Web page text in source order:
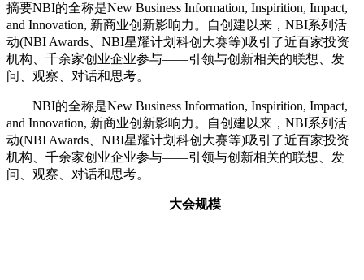
摘要NBI的全称是New Business Information, Inspirition, Impact,
and Innovation, 新商业创新影响力。自创建以来，NBI系列活
动(NBI Awards、NBI星耀计划科创大赛等)吸引了近百家投资
机构、千余家创业企业参与——引领与创新相关的联想、发
问、观察、对话和思考。
NBI的全称是New Business Information, Inspirition, Impact,
and Innovation, 新商业创新影响力。自创建以来，NBI系列活
动(NBI Awards、NBI星耀计划科创大赛等)吸引了近百家投资
机构、千余家创业企业参与——引领与创新相关的联想、发
问、观察、对话和思考。
大会规模